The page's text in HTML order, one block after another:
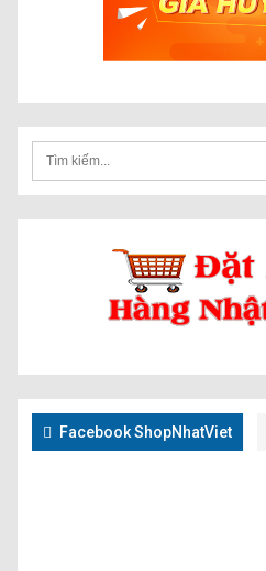
Facebook ShopNhatViet